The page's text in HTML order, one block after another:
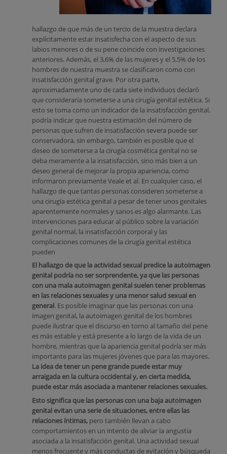
hallazgo de que más de un tercio de la muestra declara
explícitamente estar insatisfecha con el aspecto de sus
labios menores o de su pene coincide con investigaciones
anteriores. Además, el 3,6% de las mujeres y el 5,5% de los
hombres de nuestra muestra se clasificaron como con
insatisfacción genital grave. Por otra parte,
aproximadamente uno de cada siete individuos declaró
que consideraría someterse a una cirugía genital estética. Si
esto se toma como un indicador de la insatisfacción genital,
podría indicar que nuestra estimación del número de
personas que sufren de insatisfacción severa puede ser
conservadora, sin embargo, también es posible que el
deseo de someterse a la cirugía cosmética genital no se
deba meramente a la insatisfacción, sino más bien a un
deseo general de mejorar la propia apariencia, como
informaron previamente Veale et al. En cualquier caso, el
hallazgo de que tantas personas consideren someterse a
una cirugía estética genital a pesar de tener unos genitales
aparentemente normales y sanos es algo alarmante. Las
intervenciones para educar al público sobre la variación
genital normal, la insatisfacción corporal y las
complicaciones comunes de la cirugía genital estética
pueden
El hallazgo de que la actividad sexual predice la autoimagen
genital podría no ser sorprendente, ya que las personas
con una mala autoimagen genital suelen tener problemas
en las relaciones sexuales y una menor salud sexual en
general. Es posible imaginar que las personas con una
imagen genital, la autoimagen genital de los hombres
puede ilustrar que el discurso en torno al tamaño del pene
es más estable y está presente a lo largo de la vida de un
hombre, mientras que la apariencia genital podría ser más
importante para las mujeres jóvenes que para las mayores.
La idea de tener un pene grande puede estar muy
arraigada en la cultura occidental y, en cierta medida,
puede estar más asociada a mantener relaciones sexuales.
Esto significa que las personas con una baja autoimagen
genital evitan una serie de situaciones, entre ellas las
relaciones íntimas, pero también llevan a cabo
comportamientos en un intento de aliviar la angustia
asociada a la insatisfacción genital. Una actividad sexual
menos frecuente y más conductas de evitación y búsqueda